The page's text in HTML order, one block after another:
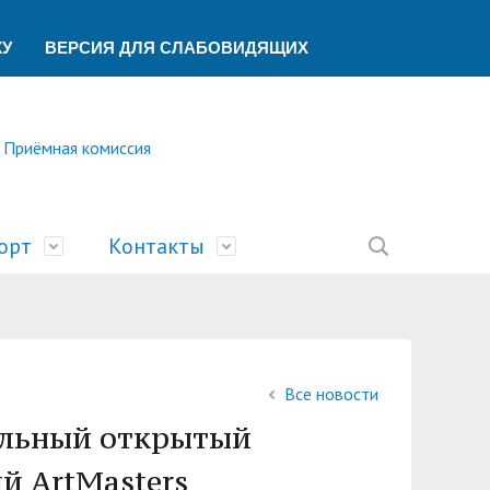
ВЕРСИЯ ДЛЯ СЛАБОВИДЯЩИХ
Приёмная комиссия
и финансового контроля
образования
и университеты»
Контакты
Все новости
открытый
ArtMasters